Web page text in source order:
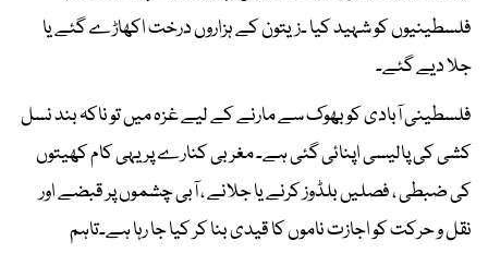
فلسطینیوں کو شہید کیا ۔زیتون کے ہزاروں درخت اکھاڑے گئے یا
جلا دیے گئے۔
فلسطینی آبادی کو بھوک سے مارنے کے لیے غزہ میں تو ناکہ بند نسل
کشی کی پالیسی اپنائی گئی ہے۔ مغربی کنارے پر یہی کام کھیتوں
کی ضبطی ، فصلیں بلڈوز کرنے یا جلانے ، آبی چشموں پر قبضے اور
نقل و حرکت کو اجازت ناموں کا قیدی بنا کر کیا جا رہا ہے۔تاہم